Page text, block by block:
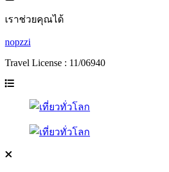
เราช่วยคุณได้
nopzzi
Travel License : 11/06940